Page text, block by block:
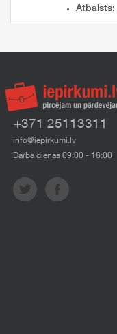
Atbalsts:
+371 25113311
info@iepirkumi.lv
Darba dienās 09:00 - 18:00